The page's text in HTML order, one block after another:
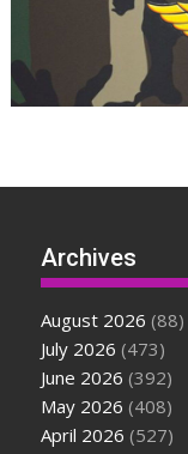
Archives
August 2026 (88)
July 2026 (473)
June 2026 (392)
May 2026 (408)
April 2026 (527)